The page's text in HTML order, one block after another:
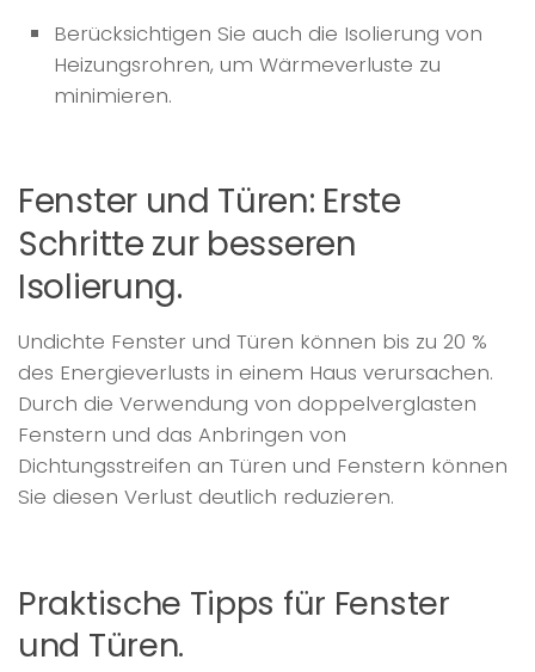
Berücksichtigen Sie auch die Isolierung von
Heizungsrohren, um Wärmeverluste zu
minimieren.
Fenster und Türen: Erste
Schritte zur besseren
Isolierung.
Undichte Fenster und Türen können bis zu 20 %
des Energieverlusts in einem Haus verursachen.
Durch die Verwendung von doppelverglasten
Fenstern und das Anbringen von
Dichtungsstreifen an Türen und Fenstern können
Sie diesen Verlust deutlich reduzieren.
Praktische Tipps für Fenster
und Türen.